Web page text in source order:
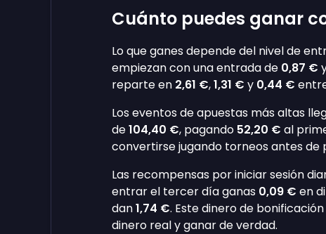
Cuánto puedes ganar
Lo que ganes depende del nivel de
empiezan con una entrada de 0,87 €
reparte en 2,61 €,1,31 € y 0,44 €
Los eventos de apuestas más altas
de104,40 €, pagando 52,20 € al
convertirse jugando torneos antes de
Las recompensas por iniciar sesión
entrar el tercer día ganas 0,09 € en
dan1,74 €. Este dinero de
dinero real y ganar de verdad.